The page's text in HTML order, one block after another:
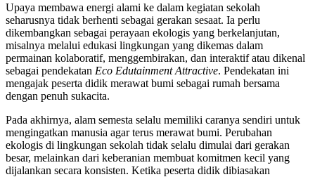
Upaya membawa energi alami ke dalam kegiatan sekolah
seharusnya tidak berhenti sebagai gerakan sesaat. Ia perlu
dikembangkan sebagai perayaan ekologis yang berkelanjutan,
misalnya melalui edukasi lingkungan yang dikemas dalam
permainan kolaboratif, menggembirakan, dan interaktif atau dikenal
sebagai pendekatan Eco Edutainment Attractive. Pendekatan ini
mengajak peserta didik merawat bumi sebagai rumah bersama
dengan penuh sukacita.
Pada akhirnya, alam semesta selalu memiliki caranya sendiri untuk
mengingatkan manusia agar terus merawat bumi. Perubahan
ekologis di lingkungan sekolah tidak selalu dimulai dari gerakan
besar, melainkan dari keberanian membuat komitmen kecil yang
dijalankan secara konsisten. Ketika peserta didik dibiasakan